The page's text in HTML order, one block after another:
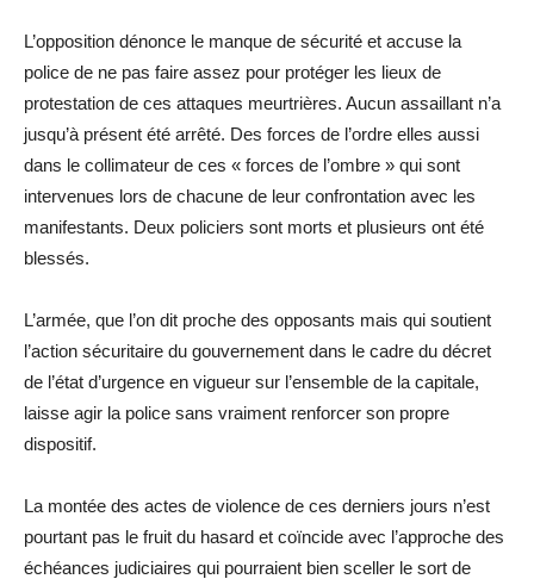
L’opposition dénonce le manque de sécurité et accuse la
police de ne pas faire assez pour protéger les lieux de
protestation de ces attaques meurtrières. Aucun assaillant n’a
jusqu’à présent été arrêté. Des forces de l’ordre elles aussi
dans le collimateur de ces « forces de l’ombre » qui sont
intervenues lors de chacune de leur confrontation avec les
manifestants. Deux policiers sont morts et plusieurs ont été
blessés.
L’armée, que l’on dit proche des opposants mais qui soutient
l’action sécuritaire du gouvernement dans le cadre du décret
de l’état d’urgence en vigueur sur l’ensemble de la capitale,
laisse agir la police sans vraiment renforcer son propre
dispositif.
La montée des actes de violence de ces derniers jours n’est
pourtant pas le fruit du hasard et coïncide avec l’approche des
échéances judiciaires qui pourraient bien sceller le sort de